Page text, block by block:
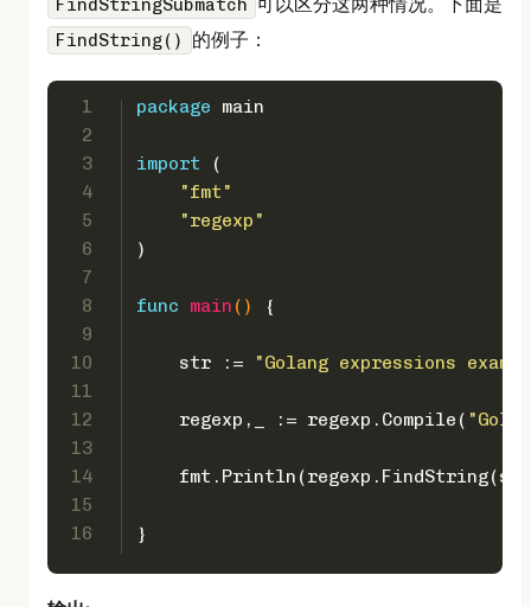
FindStringSubmatch
FindString() 的例子：
1
2
3
4
5
6
7
8
9
10
11
12
13
14
15
16
package main
import (
"fmt"
"regexp"
)
func main () {
    str :=
"Golang expressions
    regexp,_ := regexp.Compile(
}